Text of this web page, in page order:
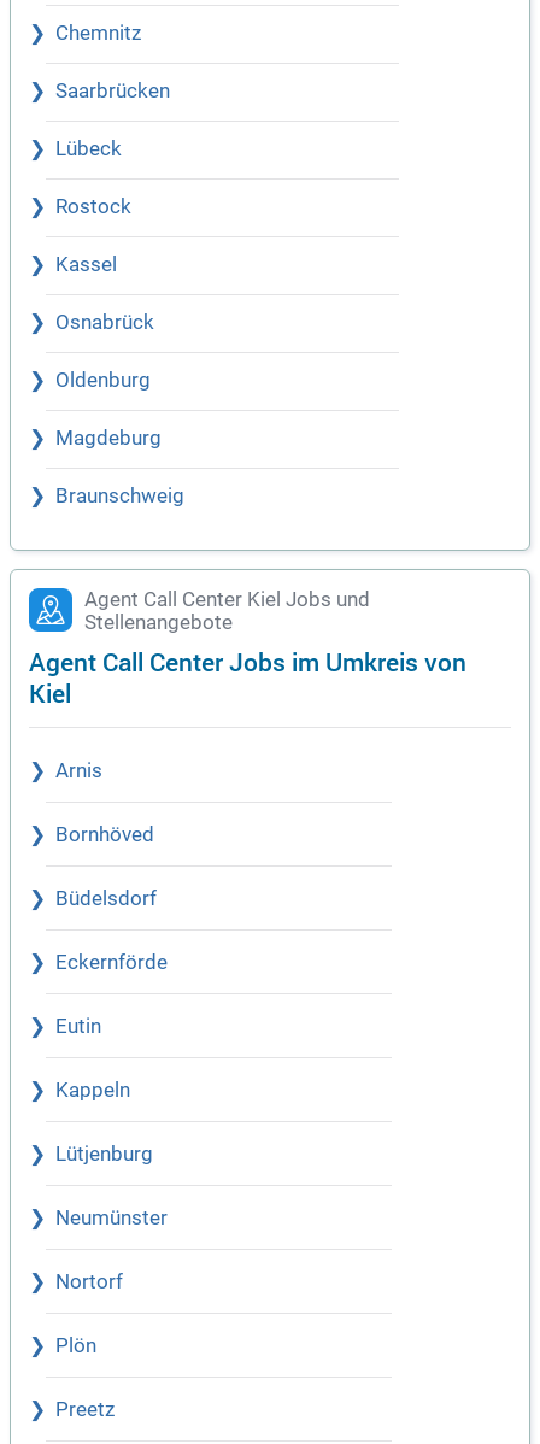
Chemnitz
Saarbrücken
Lübeck
Rostock
Kassel
Osnabrück
Oldenburg
Magdeburg
Braunschweig
Agent Call Center Kiel Jobs und
Stellenangebote
Agent Call Center Jobs im Umkreis von
Kiel
Arnis
Bornhöved
Büdelsdorf
Eckernförde
Eutin
Kappeln
Lütjenburg
Neumünster
Nortorf
Plön
Preetz